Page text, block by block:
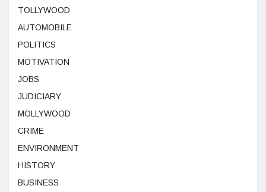
TOLLYWOOD
AUTOMOBILE
POLITICS
MOTIVATION
JOBS
JUDICIARY
MOLLYWOOD
CRIME
ENVIRONMENT
HISTORY
BUSINESS